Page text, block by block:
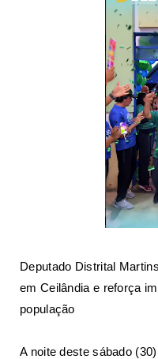
Deputado Distrital
em Ceilândia e reforça
população
A noite deste sábado